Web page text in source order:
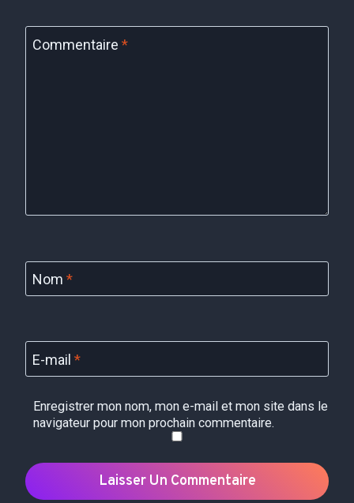
Commentaire *
Nom *
E-mail *
Enregistrer mon nom, mon e-mail et mon site dans le
navigateur pour mon prochain commentaire.